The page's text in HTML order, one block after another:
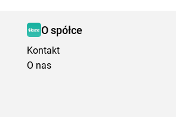
O spółce
Kontakt
O nas